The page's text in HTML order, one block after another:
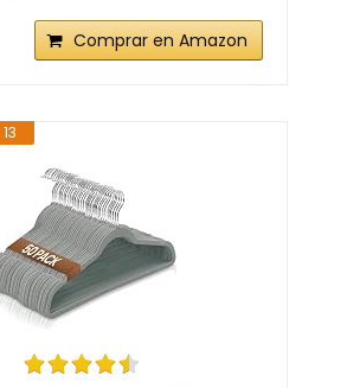
Comprar en Amazon